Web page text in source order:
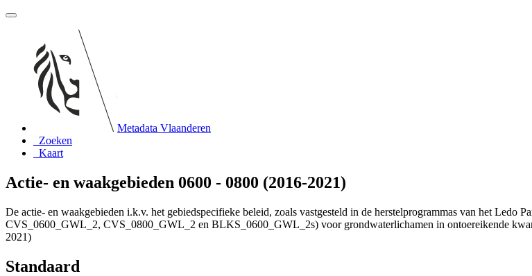
Metadata Vlaanderen
Zoeken
Kaart
Actie- en waakgebieden 0600 - 0800 (2016-2021)
De actie- en waakgebieden i.k.v. het gebiedspecifieke beleid, zoals vastgesteld in de herstelprogrammas van het Ledo
CVS_0600_GWL_2, CVS_0800_GWL_2 en BLKS_0600_GWL_2s) voor grondwaterlichamen in ontoereikende
2021)
Standaard